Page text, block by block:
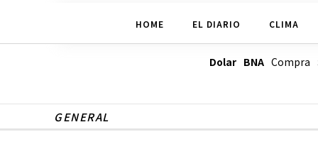
HOME EL DIARIO CLIMA
Dolar BNACompra
GENERAL